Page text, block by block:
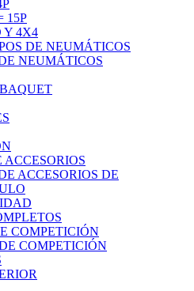
15P
Y 4X4
DE NEUMÁTICOS
NEUMÁTICOS
ACCESORIOS
ACCESORIOS DE
COMPETICIÓN
COMPETICIÓN